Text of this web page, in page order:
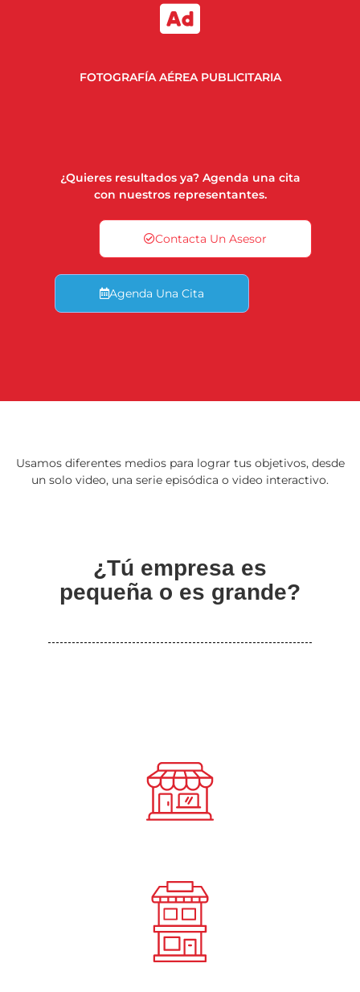
FOTOGRAFÍA AÉREA PUBLICITARIA
¿Quieres resultados ya? Agenda una cita
con nuestros representantes.
Contacta Un Asesor
Agenda Una Cita
Usamos diferentes medios para lograr tus objetivos, desde
un solo video, una serie episódica o video interactivo.
¿Tú empresa es
pequeña o es grande?